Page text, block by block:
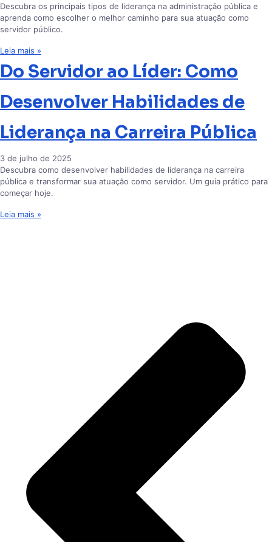
Descubra os principais tipos de liderança na administração pública e
aprenda como escolher o melhor caminho para sua atuação como
servidor público.
Leia mais »
Do Servidor ao Líder: Como
Desenvolver Habilidades de
Liderança na Carreira Pública
3 de julho de 2025
Descubra como desenvolver habilidades de liderança na carreira
pública e transformar sua atuação como servidor. Um guia prático para
começar hoje.
Leia mais »